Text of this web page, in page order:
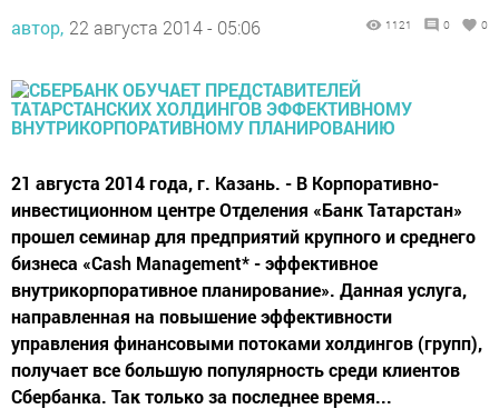
автор, 22 августа 2014 - 05:06 1121 0 0
21 августа 2014 года, г. Казань. - В Корпоративно-
инвестиционном центре Отделения «Банк Татарстан»
прошел семинар для предприятий крупного и среднего
бизнеса «Cash Management* - эффективное
внутрикорпоративное планирование». Данная услуга,
направленная на повышение эффективности
управления финансовыми потоками холдингов (групп),
получает все большую популярность среди клиентов
Сбербанка. Так только за последнее время...